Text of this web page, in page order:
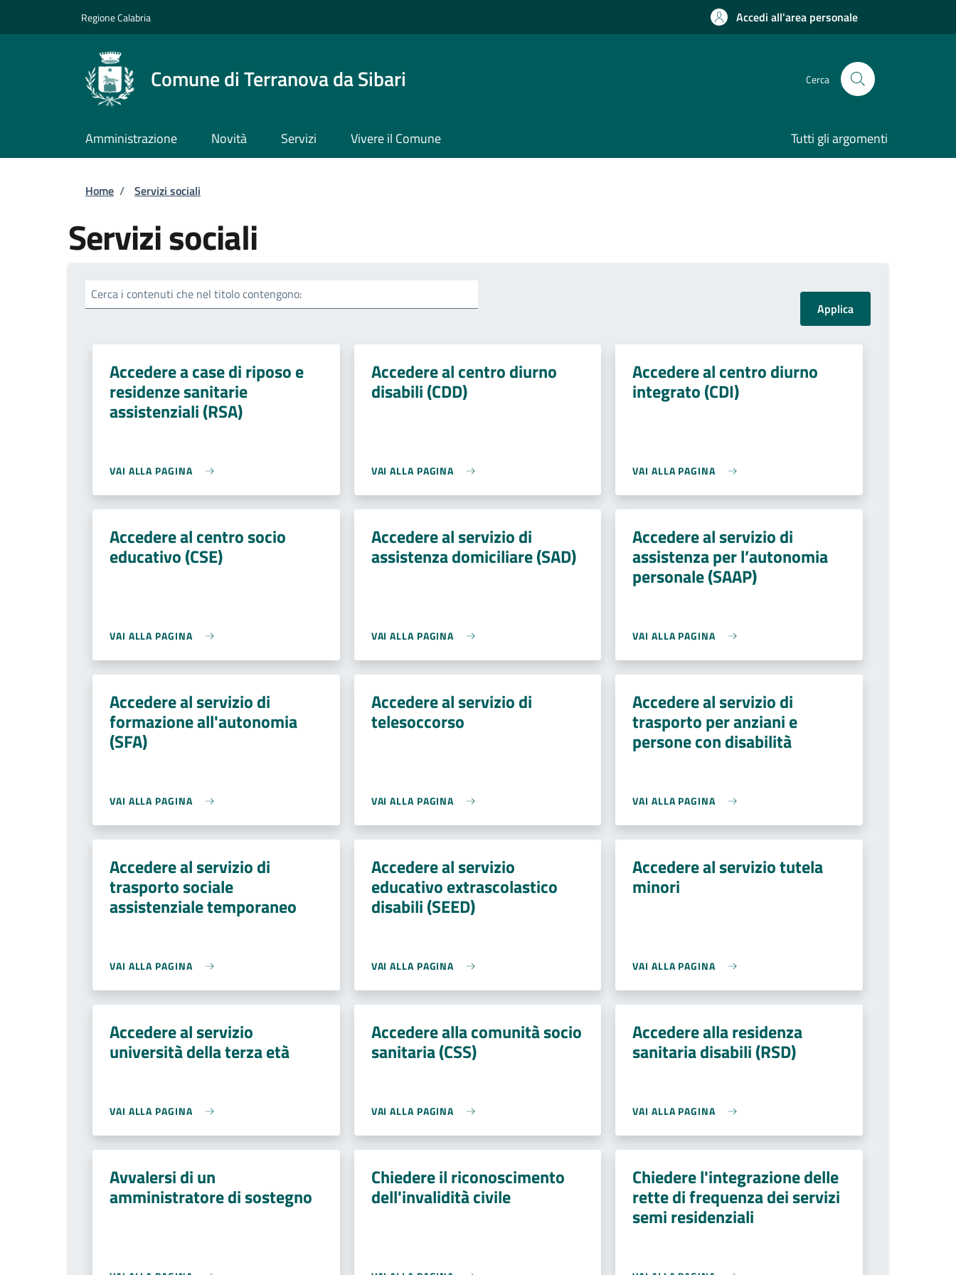
Regione Calabria Accedi all'area personale
Comune di Terranova da Sibari Cerca
Amministrazione Novità Servizi Vivere il Comune Tutti gli argomenti
Briciole di pane
Home / Servizi sociali
Servizi sociali
Cerca i contenuti che nel titolo contengono:
Accedere a case di riposo e
residenze sanitarie
assistenziali (RSA)
VAI ALLA PAGINA
Accedere al centro diurno
disabili (CDD)
VAI ALLA PAGINA
Accedere al centro diurno
integrato (CDI)
VAI ALLA PAGINA
Accedere al centro socio
educativo (CSE)
VAI ALLA PAGINA
Accedere al servizio di
assistenza domiciliare (SAD)
VAI ALLA PAGINA
Accedere al servizio di
assistenza per l’autonomia
personale (SAAP)
VAI ALLA PAGINA
Accedere al servizio di
formazione all'autonomia
(SFA)
VAI ALLA PAGINA
Accedere al servizio di
telesoccorso
VAI ALLA PAGINA
Accedere al servizio di
trasporto per anziani e
persone con disabilità
VAI ALLA PAGINA
Accedere al servizio di
trasporto sociale
assistenziale temporaneo
VAI ALLA PAGINA
Accedere al servizio
educativo extrascolastico
disabili (SEED)
VAI ALLA PAGINA
Accedere al servizio tutela
minori
VAI ALLA PAGINA
Accedere al servizio
università della terza età
VAI ALLA PAGINA
Accedere alla comunità socio
sanitaria (CSS)
VAI ALLA PAGINA
Accedere alla residenza
sanitaria disabili (RSD)
VAI ALLA PAGINA
Avvalersi di un
amministratore di sostegno
Chiedere il riconoscimento
dell'invalidità civile
Chiedere l'integrazione delle
rette di frequenza dei servizi
semi residenziali